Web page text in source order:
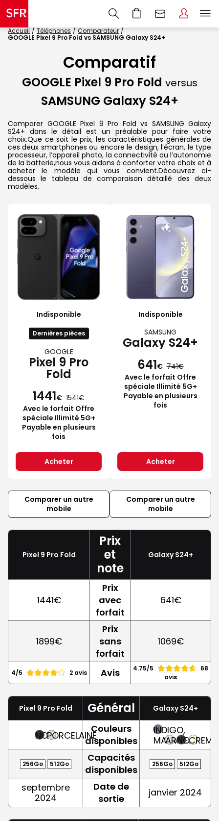
Accueil Téléphones
Comparateur
GOOGLE Pixel 9 Pro Fold vs SAMSUNG Galaxy S24+
Comparatif
GOOGLE Pixel 9 Pro Fold versus
SAMSUNG Galaxy S24+
Comparer GOOGLE Pixel 9 Pro Fold vs SAMSUNG Galaxy
S24+ dans le détail est un préalable pour faire votre
choix.Que ce soit le prix, les caractéristiques générales de
ces deux smartphones ou encore le design, l’écran, le type
processeur, l’appareil photo, la connectivité ou l’autonomie
de la batterie,nous vous aidons à conforter votre choix et à
acheter le modèle qui vous convient.Découvrez ci-
dessous le tableau de comparaison détaillé des deux
modèles.
Indisponible
Dernières pièces
GOOGLE
Pixel 9 Pro
Fold
1441€ 1541
Avec le forfait Offre
spéciale Illimité 5G+
Payable en plusieurs
fois
Acheter
Indisponible
SAMSUNG
Galaxy S24+
641€ 741
Avec le forfait Offre
spéciale Illimité 5G+
Payable en plusieurs
fois
Acheter
Comparer un autre
mobile
Comparer un autre
mobile
Pixel 9 Pro Fold
Prix
et
note
Galaxy S24+
1441€
Prix
avec
forfait
641€
1899€
Prix
sans
forfait
1069€
4/5 2 avis Avis 4.75/5
68
avis
Pixel 9 Pro Fold Général Galaxy S24+
NOIRPORCELAINE
Couleurs
disponibles
INDIGO,
MAUVE
ARGENT
NOIRCREME
256Go 512Go
Capacités
disponibles
256Go 512Go
septembre
2024
Date de
sortie
janvier 2024